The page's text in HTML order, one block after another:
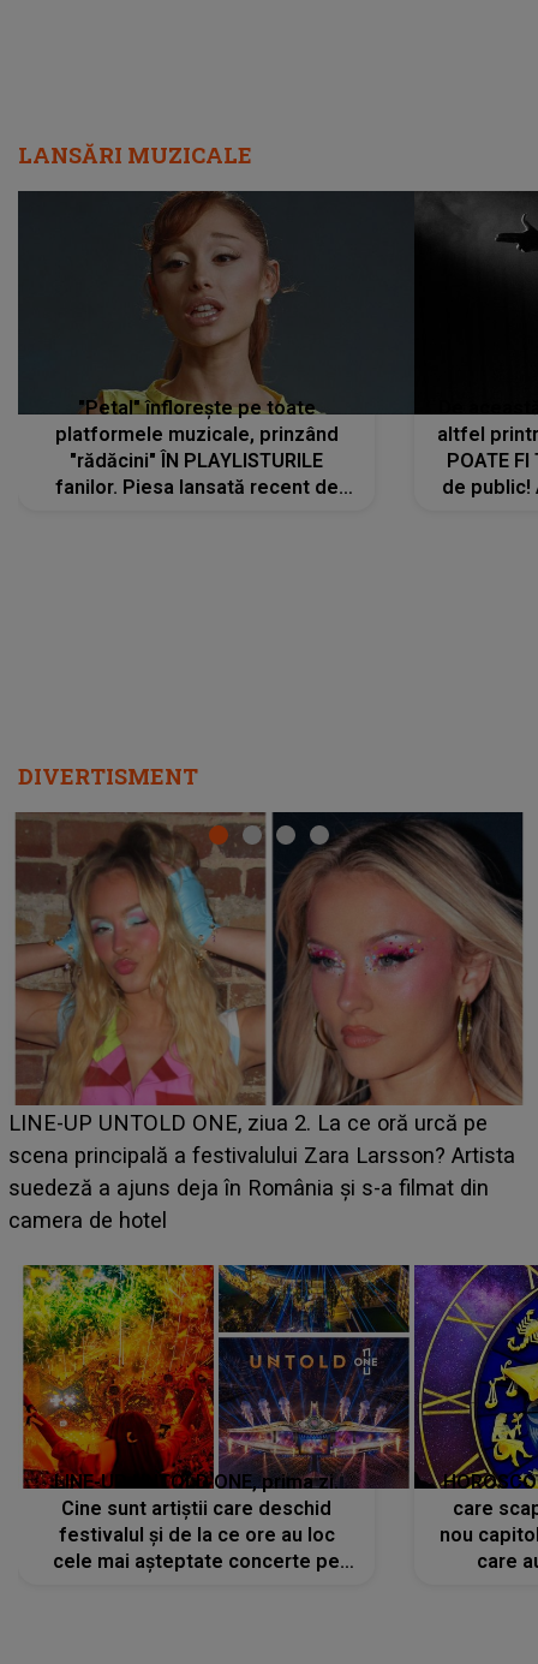
LANSĂRI MUZICALE
"Petal" înflorește pe toate
platformele muzicale, prinzând
"rădăcini" ÎN PLAYLISTURILE
fanilor. Piesa lansată recent de
altfel
POATE FI
de public!
DIVERTISMENT
Ce a dezvăluit noua concurentă din "Casa Iubirii" l-a
luat prin surprindere pe Emanuel. CINE ESTE
BĂIATUL VIZAT de Alexandra?! Aflându-se în fața
faptului împlinit, A RECUNOSCUT IMEDIAT: "Am
LINE-UP UNTOLD ONE, prima zi.
Cine sunt artiștii care deschid
festivalul și de la ce ore au loc
cele mai așteptate concerte pe
care
nou
care